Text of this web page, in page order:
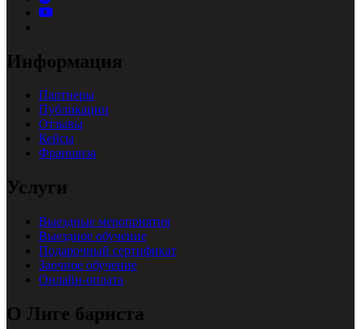
Информация
Партнеры
Публикации
Отзывы
Кейсы
Франшиза
Услуги
Выездные мероприятия
Выездное обучение
Подарочный сертификат
Заочное обучение
Онлайн-оплата
О Лиге бариста